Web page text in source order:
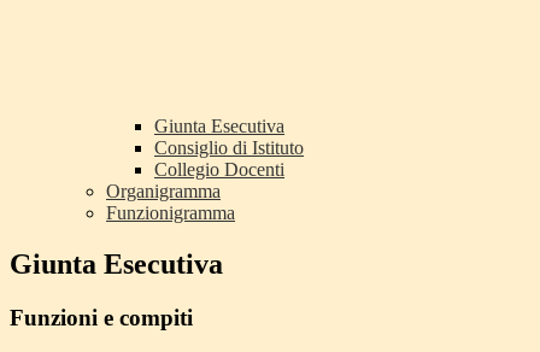
Giunta Esecutiva
Consiglio di Istituto
Collegio Docenti
Organigramma
Funzionigramma
Giunta Esecutiva
Funzioni e compiti